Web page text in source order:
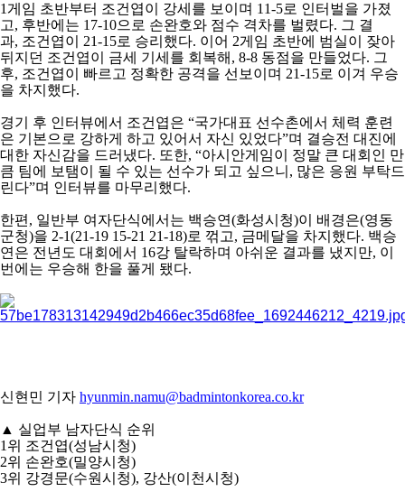
1게임 초반부터 조건엽이 강세를 보이며 11-5로 인터벌을 가졌
고, 후반에는 17-10으로 손완호와 점수 격차를 벌렸다. 그 결
과, 조건엽이 21-15로 승리했다. 이어 2게임 초반에 범실이 잦아
뒤지던 조건엽이 금세 기세를 회복해 , 8-8 동점을 만들었다. 그
후, 조건엽이 빠르고 정확한 공격을 선보이며 21-15로 이겨 우승
을 차지했다.
경기 후 인터뷰에서 조건엽은 “국가대표 선수촌에서 체력 훈련
은 기본으로 강하게 하고 있어서 자신 있었다”며 결승전 대진에
대한 자신감을 드러냈다. 또한, “아시안게임이 정말 큰 대회인 만
큼 팀에 보탬이 될 수 있는 선수가 되고 싶으니 , 많은 응원 부탁드
린다”며 인터뷰를 마무리했다.
한편 , 일반부 여자단식에서는 백승연(화성시청)이 배경은(영동
군청)을 2-1(21-19 15-21 21-18)로 꺾고, 금메달을 차지했다. 백승
연은 전년도 대회에서 16강 탈락하며 아쉬운 결과를 냈지만, 이
번에는 우승해 한을 풀게 됐다.
신현민 기자 hyunmin.namu@badmintonkorea.co.kr
▲ 실업부 남자단식 순위
1 위 조건엽(성남시청)
2위 손완호(밀양시청)
3위 강경문(수원시청), 강산(이천시청)